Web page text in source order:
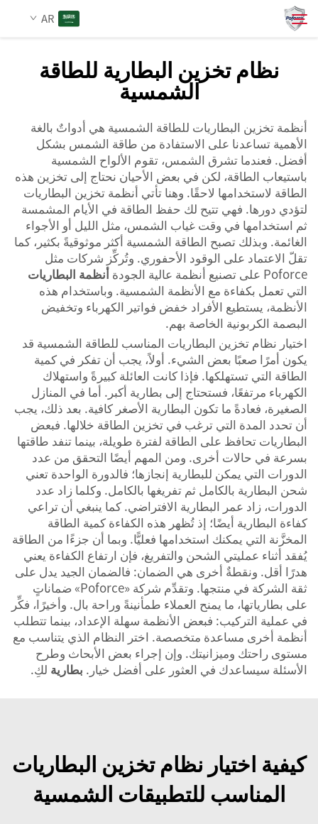
AR
المنتجات
الخدمات
الأخبار
اتصل بنا
نظام تخزين البطارية للطاقة
الشمسية
أنظمة تخزين البطاريات للطاقة الشمسية هي أدواتٌ بالغة
الأهمية تساعدنا على الاستفادة من طاقة الشمس بشكل
أفضل. فعندما تشرق الشمس، تقوم الألواح الشمسية
باستيعاب الطاقة، لكن في بعض الأحيان نحتاج إلى تخزين هذه
الطاقة لاستخدامها لاحقًا. وهنا تأتي أنظمة تخزين البطاريات
لتؤدي دورها. فهي تتيح لك حفظ الطاقة في الأيام المشمسة
ثم استخدامها في وقت غياب الشمس، مثل الليل أو الأجواء
الغائمة. وبذلك تصبح الطاقة الشمسية أكثر موثوقيةً بكثير، كما
تقلّ الاعتماد على الوقود الأحفوري. وتُركِّز شركات مثل
Poforce على تصنيع أنظمة عالية الجودة
أنظمة البطاريات
التي تعمل بكفاءة مع الأنظمة الشمسية. وباستخدام هذه
الأنظمة، يستطيع الأفراد خفض فواتير الكهرباء وتخفيض
البصمة الكربونية الخاصة بهم.
اختيار نظام تخزين البطاريات المناسب للطاقة الشمسية قد
يكون أمرًا صعبًا بعض الشيء. أولاً، يجب أن تفكر في كمية
الطاقة التي تستهلكها. فإذا كانت العائلة كبيرةً واستهلاك
الكهرباء مرتفعًا، فستحتاج إلى بطارية أكبر. أما في المنازل
الصغيرة، فعادةً ما تكون البطارية الأصغر كافية. بعد ذلك، يجب
أن تحدد المدة التي ترغب في تخزين الطاقة خلالها. فبعض
البطاريات تحافظ على الطاقة لفترة طويلة، بينما تنفد طاقتها
بسرعة في حالات أخرى. ومن المهم أيضًا التحقق من عدد
الدورات التي يمكن للبطارية إنجازها؛ فالدورة الواحدة تعني
شحن البطارية بالكامل ثم تفريغها بالكامل. وكلما زاد عدد
الدورات، زاد عمر البطارية الافتراضي. كما ينبغي أن تراعي
كفاءة البطارية أيضًا؛ إذ تُظهر هذه الكفاءة كمية الطاقة
المخزَّنة التي يمكنك استخدامها فعليًّا. وبما أن جزءًا من الطاقة
يُفقد أثناء عمليتي الشحن والتفريغ، فإن ارتفاع الكفاءة يعني
هدرًا أقل. ونقطةٌ أخرى هي الضمان: فالضمان الجيد يدل على
ثقة الشركة في منتجها. وتقدِّم شركة «Poforce» ضماناتٍ
على بطارياتها، ما يمنح العملاء طمأنينةً وراحة بال. وأخيرًا، فكِّر
في عملية التركيب: فبعض الأنظمة سهلة الإعداد، بينما تتطلب
أنظمة أخرى مساعدة متخصصة. اختر النظام الذي يتناسب مع
مستوى راحتك وميزانيتك. وإن إجراء بعض الأبحاث وطرح
الأسئلة سيساعدك في العثور على أفضل خيار. بطارية لكِ.
كيفية اختيار نظام تخزين البطاريات
المناسب للتطبيقات الشمسية